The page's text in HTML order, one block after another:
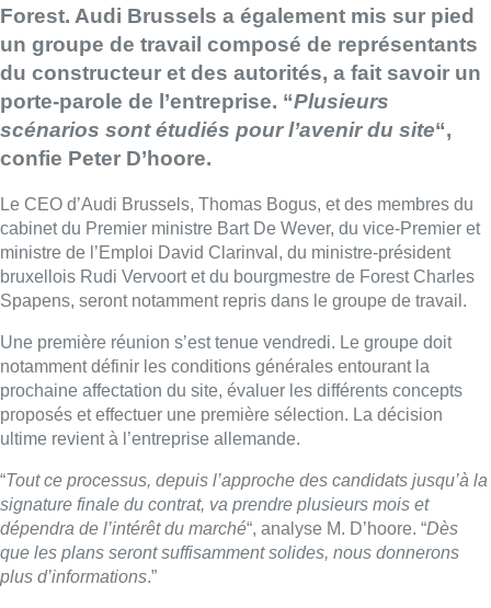
Forest. Audi Brussels a également mis sur pied
un groupe de travail composé de représentants
du constructeur et des autorités, a fait savoir un
porte-parole de l’entreprise. “Plusieurs
scénarios sont étudiés pour l’avenir du site“,
confie Peter D’hoore.
Le CEO d’Audi Brussels, Thomas Bogus, et des membres du
cabinet du Premier ministre Bart De Wever, du vice-Premier et
ministre de l’Emploi David Clarinval, du ministre-président
bruxellois Rudi Vervoort et du bourgmestre de Forest Charles
Spapens, seront notamment repris dans le groupe de travail.
Une première réunion s’est tenue vendredi. Le groupe doit
notamment définir les conditions générales entourant la
prochaine affectation du site, évaluer les différents concepts
proposés et effectuer une première sélection. La décision
ultime revient à l’entreprise allemande.
“Tout ce processus, depuis l’approche des candidats jusqu’à la
signature finale du contrat, va prendre plusieurs mois et
dépendra de l’intérêt du marché“, analyse M. D’hoore. “Dès
que les plans seront suffisamment solides, nous donnerons
plus d’informations.”